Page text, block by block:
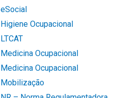
eSocial
Higiene Ocupacional
LTCAT
Medicina Ocupacional
Medicina Ocupacional
Mobilização